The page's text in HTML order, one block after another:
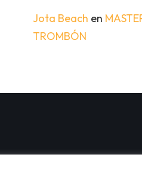
Jota Beach en
TROMBÓN